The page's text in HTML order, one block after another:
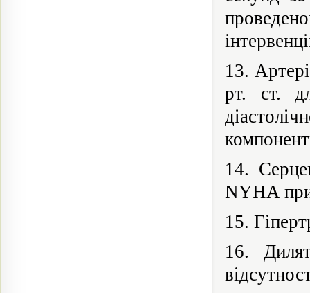
13.
рт. ст.
14.
NYHA
15.
16.